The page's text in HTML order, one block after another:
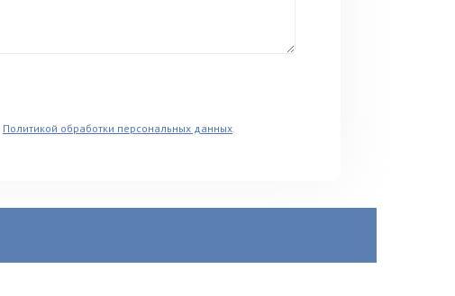
Политикой обработки персональных данных.